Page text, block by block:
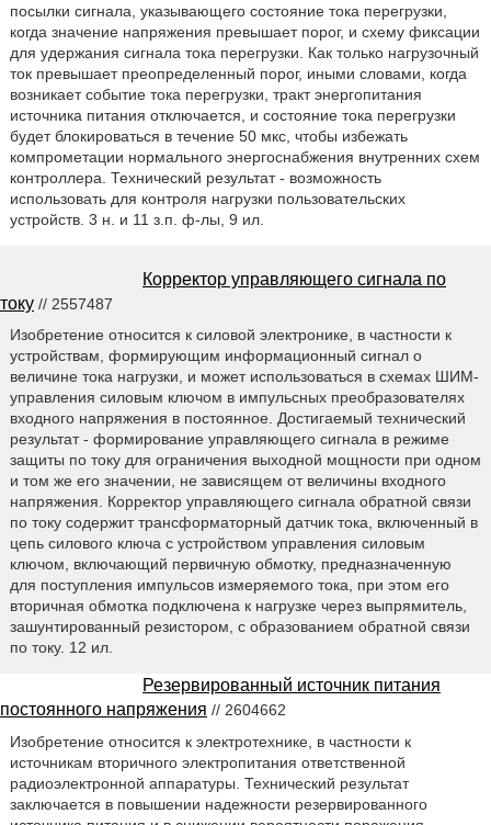
посылки сигнала, указывающего состояние тока перегрузки,
когда значение напряжения превышает порог, и схему фиксации
для удержания сигнала тока перегрузки. Как только нагрузочный
ток превышает преопределенный порог, иными словами, когда
возникает событие тока перегрузки, тракт энергопитания
источника питания отключается, и состояние тока перегрузки
будет блокироваться в течение 50 мкс, чтобы избежать
компрометации нормального энергоснабжения внутренних схем
контроллера. Технический результат - возможность
использовать для контроля нагрузки пользовательских
устройств. 3 н. и 11 з.п. ф-лы, 9 ил.
Корректор управляющего сигнала по
току // 2557487
Изобретение относится к силовой электронике, в частности к
устройствам, формирующим информационный сигнал о
величине тока нагрузки, и может использоваться в схемах ШИМ-
управления силовым ключом в импульсных преобразователях
входного напряжения в постоянное. Достигаемый технический
результат - формирование управляющего сигнала в режиме
защиты по току для ограничения выходной мощности при одном
и том же его значении, не зависящем от величины входного
напряжения. Корректор управляющего сигнала обратной связи
по току содержит трансформаторный датчик тока, включенный в
цепь силового ключа с устройством управления силовым
ключом, включающий первичную обмотку, предназначенную
для поступления импульсов измеряемого тока, при этом его
вторичная обмотка подключена к нагрузке через выпрямитель,
зашунтированный резистором, с образованием обратной связи
по току. 12 ил.
Резервированный источник питания
постоянного напряжения // 2604662
Изобретение относится к электротехнике, в частности к
источникам вторичного электропитания ответственной
радиоэлектронной аппаратуры. Технический результат
заключается в повышении надежности резервированного